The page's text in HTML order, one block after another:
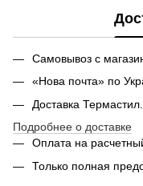
Самовывоз с
«Нова почта» по
Доставка Термастил.
Подробнее о доставке
Оплата на
Только полная